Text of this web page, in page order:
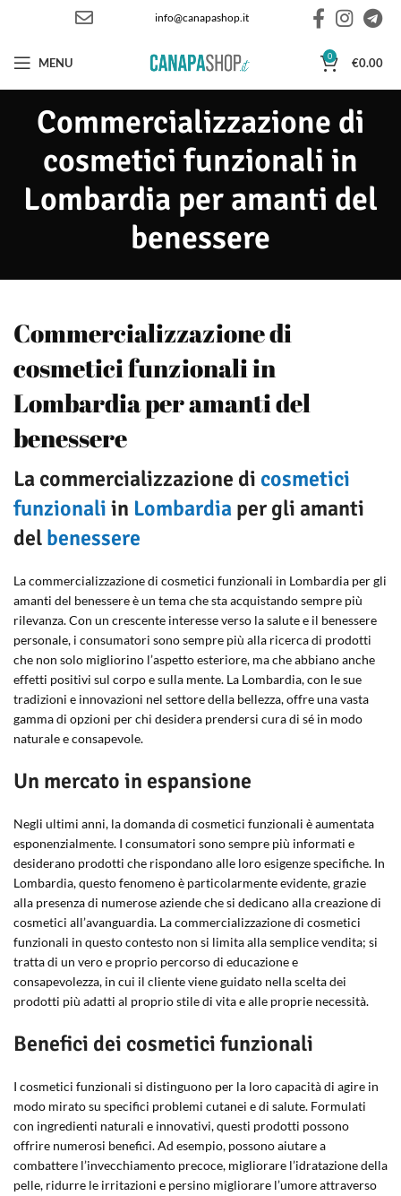
info@canapashop.it
MENU 0 €0.00
Commercializzazione di
cosmetici funzionali in
Lombardia per amanti del
benessere
Commercializzazione di
cosmetici funzionali in
Lombardia per amanti del
benessere
La commercializzazione di cosmetici
funzionali in Lombardia per gli amanti
del benessere
La commercializzazione di cosmetici funzionali in Lombardia per gli
amanti del benessere è un tema che sta acquistando sempre più
rilevanza. Con un crescente interesse verso la salute e il benessere
personale, i consumatori sono sempre più alla ricerca di prodotti
che non solo migliorino l’aspetto esteriore, ma che abbiano anche
effetti positivi sul corpo e sulla mente. La Lombardia, con le sue
tradizioni e innovazioni nel settore della bellezza, offre una vasta
gamma di opzioni per chi desidera prendersi cura di sé in modo
naturale e consapevole.
Un mercato in espansione
Negli ultimi anni, la domanda di cosmetici funzionali è aumentata
esponenzialmente. I consumatori sono sempre più informati e
desiderano prodotti che rispondano alle loro esigenze specifiche. In
Lombardia, questo fenomeno è particolarmente evidente, grazie
alla presenza di numerose aziende che si dedicano alla creazione di
cosmetici all’avanguardia. La commercializzazione di cosmetici
funzionali in questo contesto non si limita alla semplice vendita; si
tratta di un vero e proprio percorso di educazione e
consapevolezza, in cui il cliente viene guidato nella scelta dei
prodotti più adatti al proprio stile di vita e alle proprie necessità.
Benefici dei cosmetici funzionali
I cosmetici funzionali si distinguono per la loro capacità di agire in
modo mirato su specifici problemi cutanei e di salute. Formulati
con ingredienti naturali e innovativi, questi prodotti possono
offrire numerosi benefici. Ad esempio, possono aiutare a
combattere l’invecchiamento precoce, migliorare l’idratazione della
pelle, ridurre le irritazioni e persino migliorare l’umore attraverso